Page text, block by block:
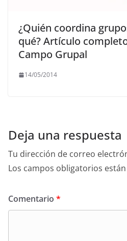
¿Quién coordina
qué? Artículo
Campo Grupal
14/05/2014
Deja una respuesta
Tu dirección de correo
Los campos obligatorios
Comentario *